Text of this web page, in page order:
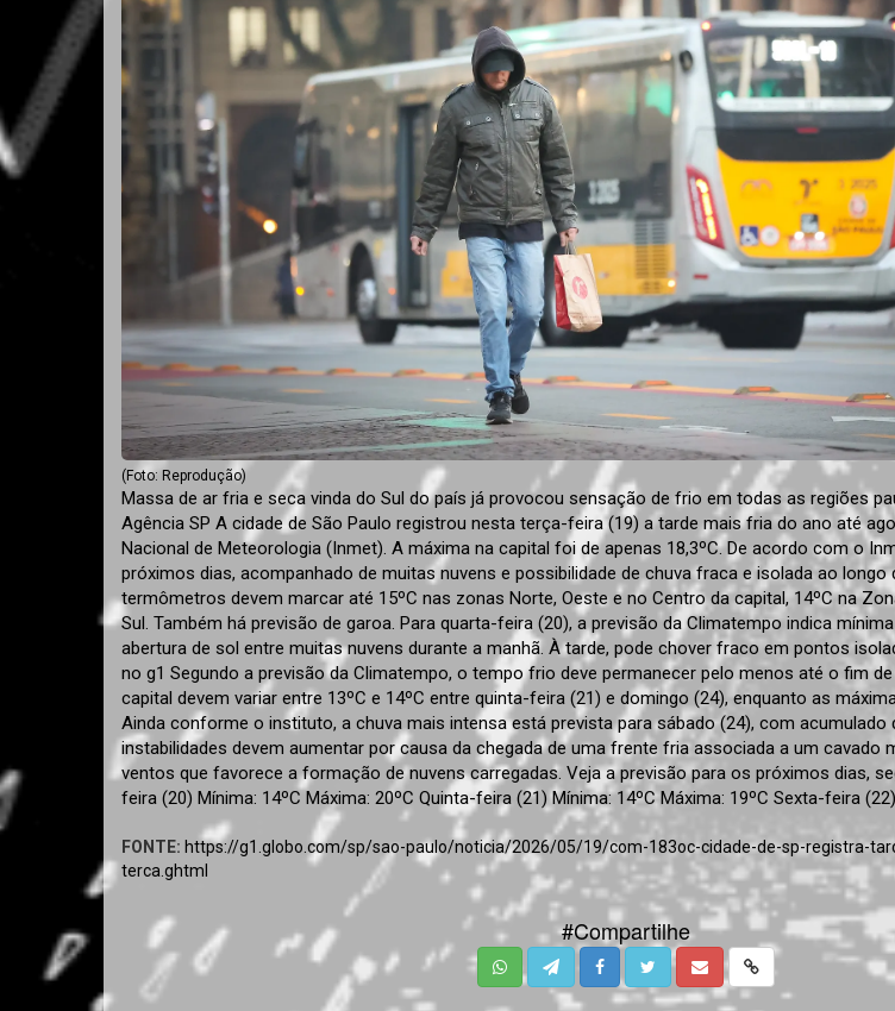
(Foto: Reprodução)
Massa de ar fria e seca vinda do Sul do país já provocou sensação de frio em todas as regiões
Agência SP A cidade de São Paulo registrou nesta terça-feira (19) a tarde mais fria do ano até
Nacional de Meteorologia (Inmet). A máxima na capital foi de apenas 18,3ºC. De acordo com o
próximos dias, acompanhado de muitas nuvens e possibilidade de chuva fraca e isolada ao longo
termômetros devem marcar até 15ºC nas zonas Norte, Oeste e no Centro da capital, 14ºC na
Sul. Também há previsão de garoa. Para quarta-feira (20), a previsão da Climatempo indica
abertura de sol entre muitas nuvens durante a manhã. À tarde, pode chover fraco em pontos
no g1 Segundo a previsão da Climatempo, o tempo frio deve permanecer pelo menos até o fim
capital devem variar entre 13ºC e 14ºC entre quinta-feira (21) e domingo (24), enquanto as
Ainda conforme o instituto, a chuva mais intensa está prevista para sábado (24), com acumulado
instabilidades devem aumentar por causa da chegada de uma frente fria associada a um
ventos que favorece a formação de nuvens carregadas. Veja a previsão para os próximos dias,
feira (20) Mínima: 14ºC Máxima: 20ºC Quinta-feira (21) Mínima: 14ºC Máxima: 19ºC Sexta-feira
FONTE: https://g1.globo.com/sp/sao-paulo/noticia/2026/05/19/com-183oc-cidade-de-sp-registra-
terca.ghtml
#Compartilhe